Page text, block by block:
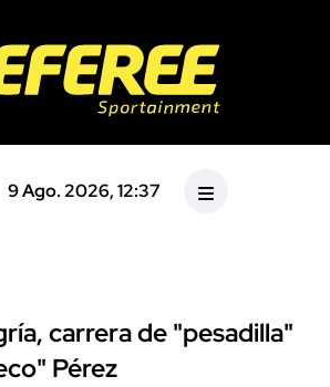
9 Ago. 2026, 12:37
carrera de "pesadilla"
Pérez